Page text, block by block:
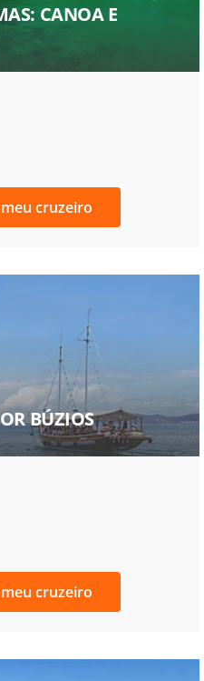
CANOA E
cruzeiro
BÚZIOS
cruzeiro